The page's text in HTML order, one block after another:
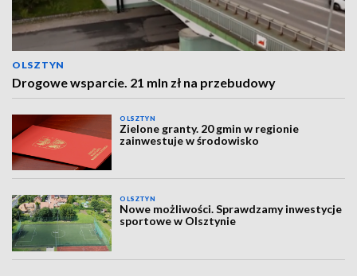
OLSZTYN
Drogowe wsparcie. 21 mln zł na przebudowy
OLSZTYN
Zielone granty. 20 gmin w regionie
zainwestuje w środowisko
OLSZTYN
Nowe możliwości. Sprawdzamy inwestycje
sportowe w Olsztynie